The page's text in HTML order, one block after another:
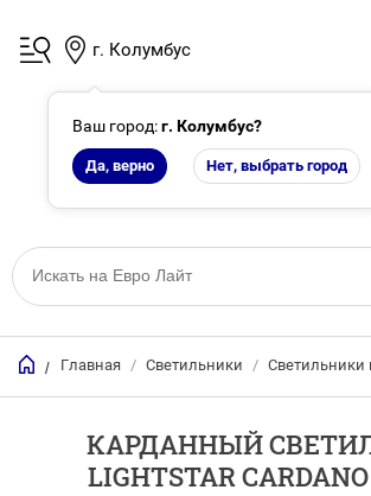
г. Колумбус
Ваш город:г. Колумбус?
Да, верно Нет, выбрать город
/ Главная / Светильники / Светильники
КАРДАННЫЙ
LIGHTSTAR CARDANO